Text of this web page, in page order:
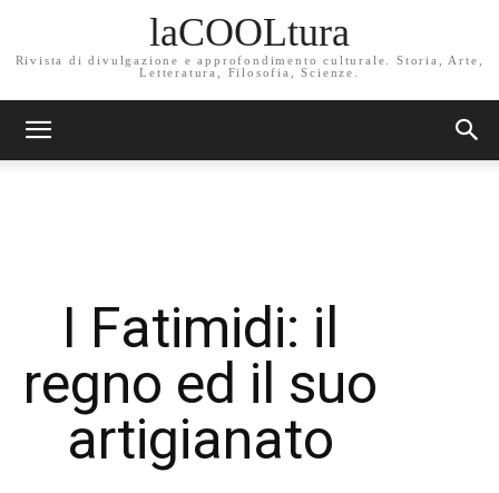
laCOOLtura
Rivista di divulgazione e approfondimento culturale. Storia, Arte,
Letteratura, Filosofia, Scienze.
I Fatimidi: il
regno ed il suo
artigianato